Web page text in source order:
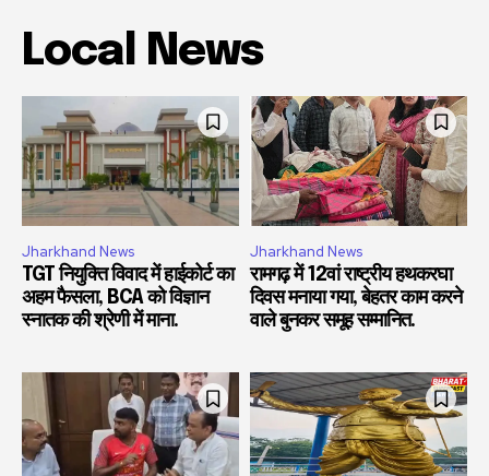
Local News
Jharkhand News
TGT नियुक्ति विवाद में हाईकोर्ट का
अहम फैसला, BCA को विज्ञान
स्नातक की श्रेणी में माना.
Jharkhand News
रामगढ़ में 12वां राष्ट्रीय हथकरघा
दिवस मनाया गया, बेहतर काम करने
वाले बुनकर समूह सम्मानित.